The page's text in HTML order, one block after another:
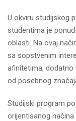
U okviru studijskog
studentima je
oblasti. Na ovaj
sa sopstvenim
afinitetima,
od posebnog
Studijski program
orijentisanog